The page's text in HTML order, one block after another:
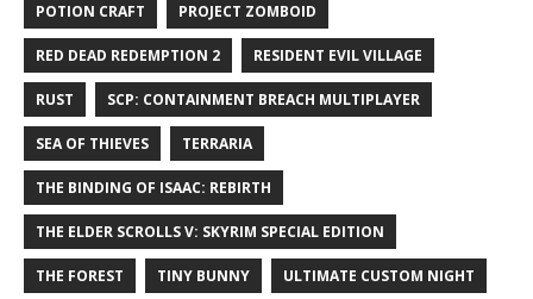
POTION CRAFT PROJECT ZOMBOID
RED DEAD REDEMPTION 2 RESIDENT EVIL VILLAGE
RUST SCP: CONTAINMENT BREACH MULTIPLAYER
SEA OF THIEVES TERRARIA
THE BINDING OF ISAAC: REBIRTH
THE ELDER SCROLLS V: SKYRIM SPECIAL EDITION
THE FOREST TINY BUNNY ULTIMATE CUSTOM NIGHT